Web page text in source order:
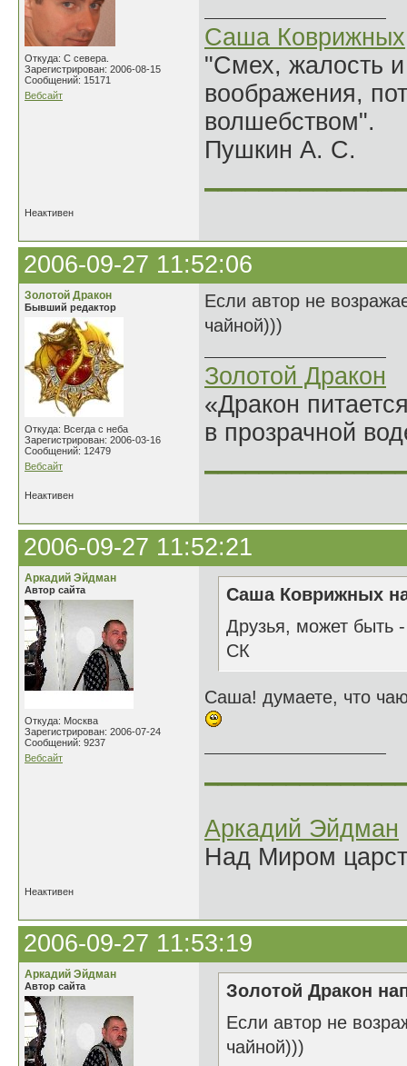
Откуда: С севера.
Зарегистрирован: 2006-08-15
Сообщений: 15171
Вебсайт
Саша Коврижных
"Смех, жалость
воображения,
волшебством".
Пушкин А. С.
Неактивен
2006-09-27 11:52:06
Золотой Дракон
Бывший редактор
Откуда: Всегда с неба
Зарегистрирован: 2006-03-16
Сообщений: 12479
Вебсайт
Если автор не
чайной)))
Золотой Дракон
«Дракон
в прозрачной
Неактивен
2006-09-27 11:52:21
Аркадий Эйдман
Автор сайта
Откуда: Москва
Зарегистрирован: 2006-07-24
Сообщений: 9237
Вебсайт
Саша Коврижных
Друзья, может быть
СК
Саша! думаете, что
Аркадий Эйдман
Над Миром
Неактивен
2006-09-27 11:53:19
Аркадий Эйдман
Автор сайта
Золотой Дракон
Если автор не
чайной)))